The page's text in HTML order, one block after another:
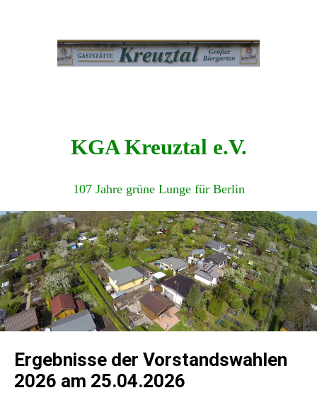
KGA Kreuztal e.V.
107 Jahre grüne Lunge für Berlin
Ergebnisse der Vorstandswahlen
2026 am 25.04.2026